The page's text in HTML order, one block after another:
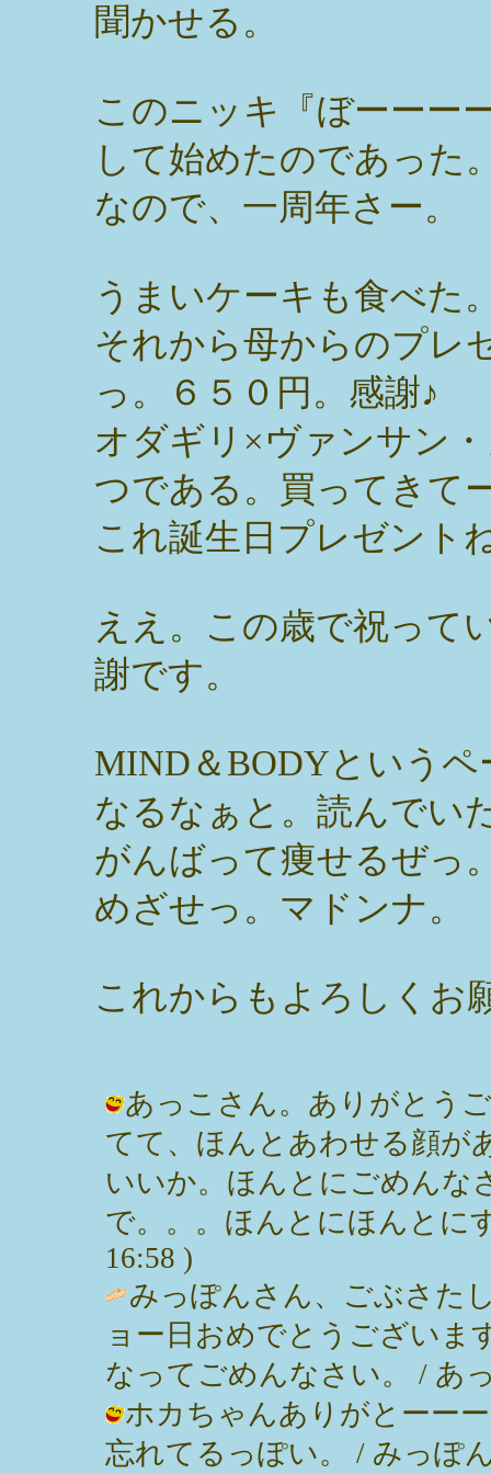
聞かせる。
このニッキ『ぼーーー
して始めたのであった
なので、一周年さー。
うまいケーキも食べた
それから母からのプレ
っ。６５０円。感謝♪
オダギリ×ヴァンサン
つである。買ってきて
これ誕生日プレゼント
ええ。この歳で祝って
謝です。
MIND＆BODYという
なるなぁと。読んでい
がんばって痩せるぜっ
めざせっ。マドンナ。
これからもよろしくお
あっこさん。ありがとう
てて、ほんとあわせる顔が
いいか。ほんとにごめんな
で。。。ほんとにほんとに
16:58 )
みっぽんさん、ごぶさた
ョー日おめでとうござい
なってごめんなさい。 / あ
ホカちゃんありがとーー
忘れてるっぽい。 / みっぽ